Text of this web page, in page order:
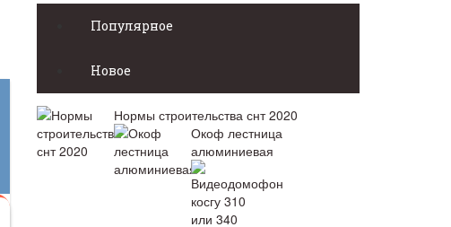
Популярное
Новое
Нормы строительства снт 2020
Окоф лестница
алюминиевая